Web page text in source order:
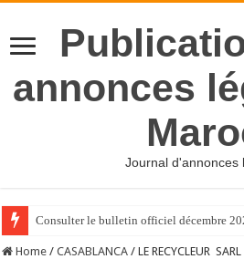
annonces
Journal d'annonces
Consulter le bulletin officiel décembre
Home / CASABLANCA / LE RECYCLEUR SARL